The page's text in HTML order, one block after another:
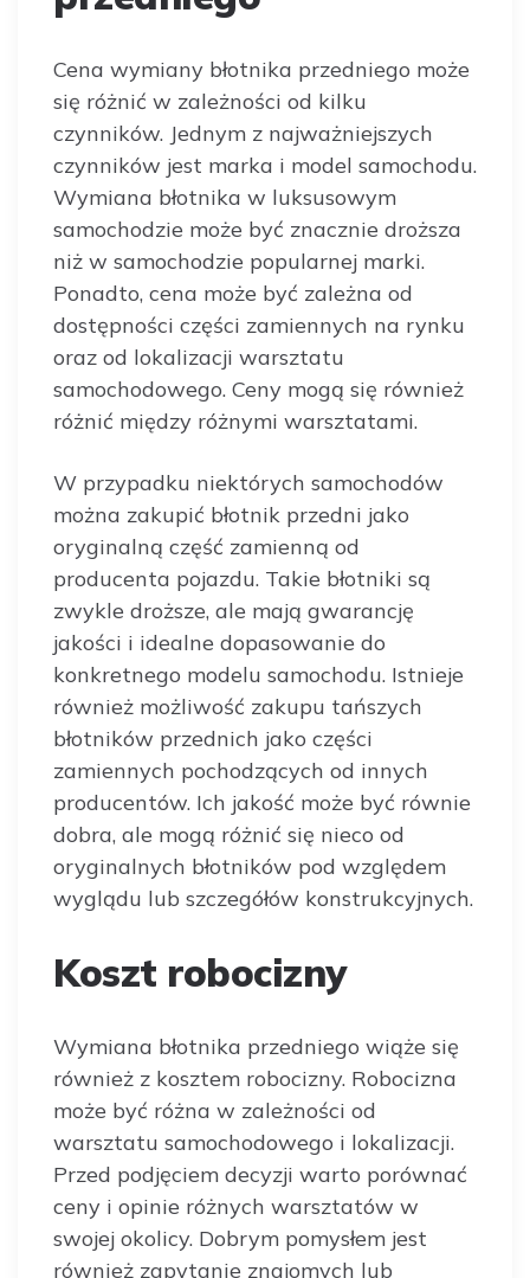
Cena wymiany błotnika przedniego może
się różnić w zależności od kilku
czynników. Jednym z najważniejszych
czynników jest marka i model samochodu.
Wymiana błotnika w luksusowym
samochodzie może być znacznie droższa
niż w samochodzie popularnej marki.
Ponadto, cena może być zależna od
dostępności części zamiennych na rynku
oraz od lokalizacji warsztatu
samochodowego. Ceny mogą się również
różnić między różnymi warsztatami.
W przypadku niektórych samochodów
można zakupić błotnik przedni jako
oryginalną część zamienną od
producenta pojazdu. Takie błotniki są
zwykle droższe, ale mają gwarancję
jakości i idealne dopasowanie do
konkretnego modelu samochodu. Istnieje
również możliwość zakupu tańszych
błotników przednich jako części
zamiennych pochodzących od innych
producentów. Ich jakość może być równie
dobra, ale mogą różnić się nieco od
oryginalnych błotników pod względem
wyglądu lub szczegółów konstrukcyjnych.
Koszt robocizny
Wymiana błotnika przedniego wiąże się
również z kosztem robocizny. Robocizna
może być różna w zależności od
warsztatu samochodowego i lokalizacji.
Przed podjęciem decyzji warto porównać
ceny i opinie różnych warsztatów w
swojej okolicy. Dobrym pomysłem jest
również zapytanie znajomych lub